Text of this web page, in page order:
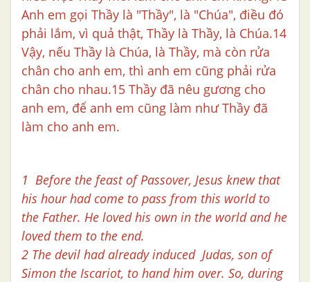
Anh em gọi Thầy là "Thầy", là "Chúa", điều đó
phải lắm, vì quả thật, Thầy là Thầy, là Chúa.14
Vậy, nếu Thầy là Chúa, là Thầy, mà còn rửa
chân cho anh em, thì anh em cũng phải rửa
chân cho nhau.15 Thầy đã nêu gương cho
anh em, để anh em cũng làm như Thầy đã
làm cho anh em.
1 Before the feast of Passover, Jesus knew that
his hour had come to pass from this world to
the Father. He loved his own in the world and he
loved them to the end.
2 The devil had already induced Judas, son of
Simon the Iscariot, to hand him over. So, during